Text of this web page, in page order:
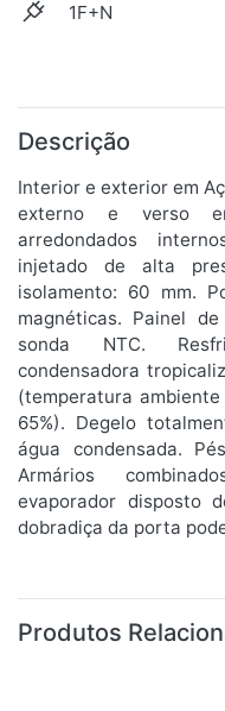
1F+N
Descrição
Interior e exterior em
externo e verso
arredondados
injetado de alta
isolamento: 60 mm.
magnéticas. Painel
sonda NTC.
condensadora
(temperatura
65%). Degelo
água condensada.
Armários
evaporador disposto
dobradiça da porta
Produtos